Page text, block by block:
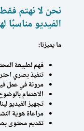
نحن لا نهتم
الفيديو
ما يميزنا:
فهم لطبيعة
تنفيذ بصري
مرونة في عمل
الاهتمام
تجهيز الفيديو
مراعاة هوية
تقديم محتوى